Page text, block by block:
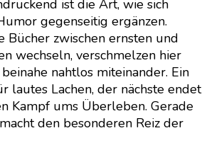
ist die Art, wie sich
gegenseitig ergänzen.
Bücher zwischen ernsten und
wechseln, verschmelzen hier
nahtlos miteinander. Ein
lautes Lachen, der nächste endet
Kampf ums Überleben. Gerade
den besonderen Reiz der